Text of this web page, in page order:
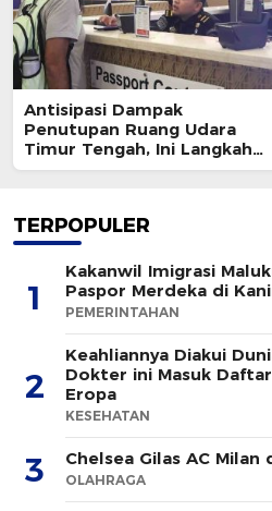
Antisipasi Dampak
Penutupan Ruang Udara
Timur Tengah, Ini Langkah
Ditjen Imigrasi
TERPOPULER
1
Kakanwil Imigrasi
Paspor Merdeka di
PEMERINTAHAN
2
Keahliannya Diakui
Dokter ini Masuk
Eropa
KESEHATAN
3 Chelsea Gilas AC Milan
OLAHRAGA